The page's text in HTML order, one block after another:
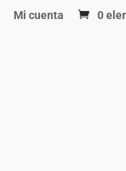
Mi cuenta 0